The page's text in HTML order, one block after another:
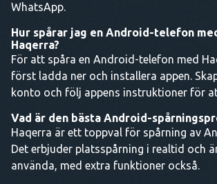
WhatsApp.
Hur spårar jag en Android-telefon
Haqerra?
För att spåra en Android-telefon med
först ladda ner och installera appen.
konto och följ appens instruktioner för
Vad är den bästa Android-
Haqerra är ett toppval för spårning av
Det erbjuder platsspårning i realtid och
använda, med extra funktioner också.